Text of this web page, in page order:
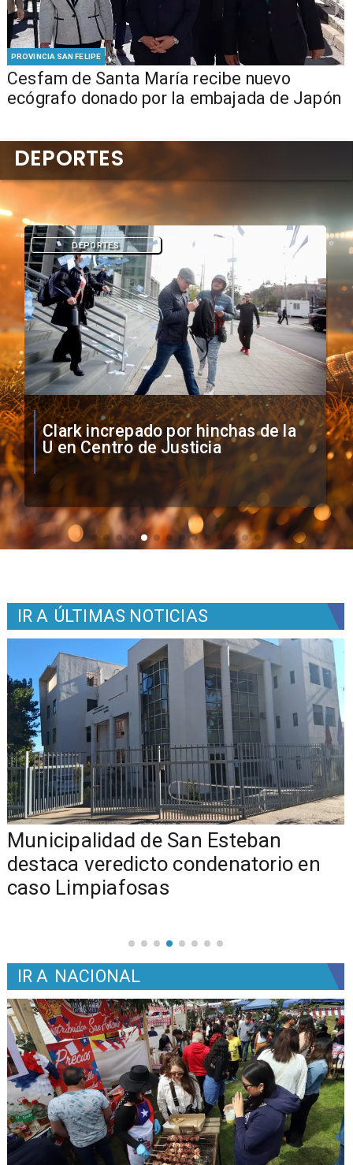
PROVINCIA SAN FELIPE
Cesfam de Santa María recibe nuevo
ecógrafo donado por la embajada de Japón
Vozinha firma contrato con Colo
Colo como nuevo arquero
DEPORTES
DEPORTES
IR A ÚLTIMAS NOTICIAS
Municipalidad de San Esteban
destaca veredicto condenatorio en
caso Limpiafosas
IR A NACIONAL